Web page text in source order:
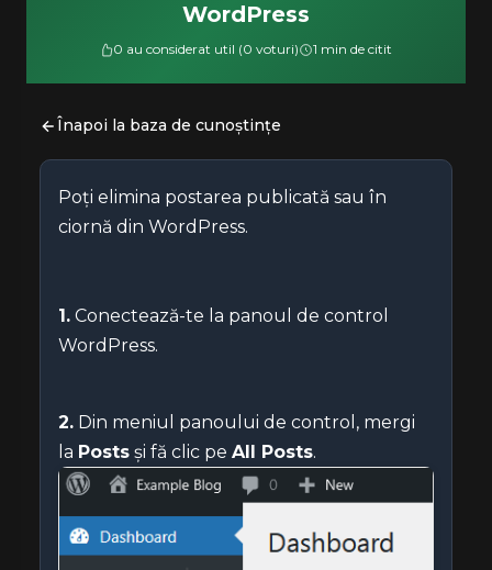
WordPress
0 au considerat util (0 voturi) 1 min de citit
Înapoi la baza de cunoștințe
Poți elimina postarea publicată sau în
ciornă din WordPress.
1. Conectează-te la panoul de control
WordPress.
2. Din meniul panoului de control, mergi
la Posts și fă clic pe All Posts.